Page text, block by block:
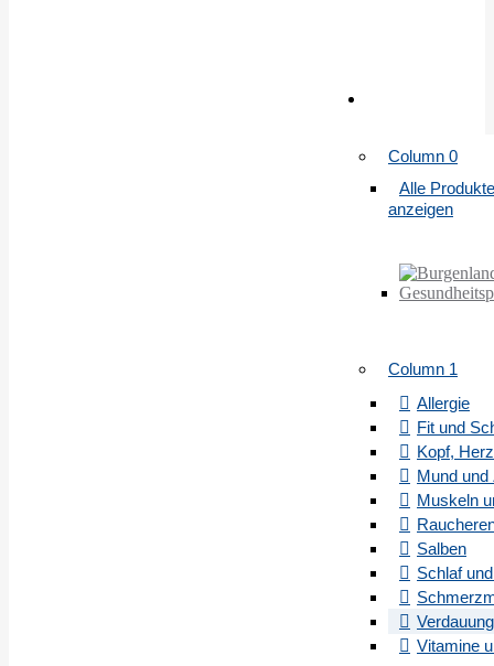
Column 0
Alle
anzeigen
Column 1
Allergie
Fit und
Kopf,
Mund und
Muskeln
Salben
Schlaf
Verdauung
Vitamine